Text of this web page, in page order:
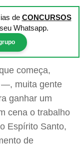
de CONCURSOS
Whatsapp.
começa,
—, muita gente
ganhar um
cena o trabalho
Espírito Santo,
de